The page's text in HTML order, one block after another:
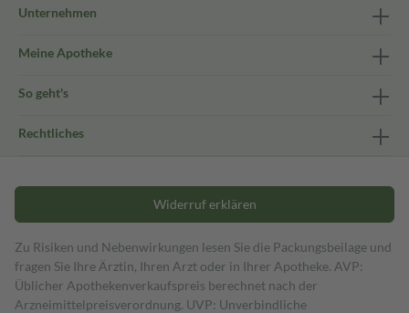
Unternehmen
Meine Apotheke
So geht's
Rechtliches
Widerruf erklären
Zu Risiken und Nebenwirkungen lesen Sie die Packungsbeilage und
fragen Sie Ihre Ärztin, Ihren Arzt oder in Ihrer Apotheke. AVP:
Üblicher Apothekenverkaufspreis berechnet nach der
Arzneimittelpreisverordnung. UVP: Unverbindliche